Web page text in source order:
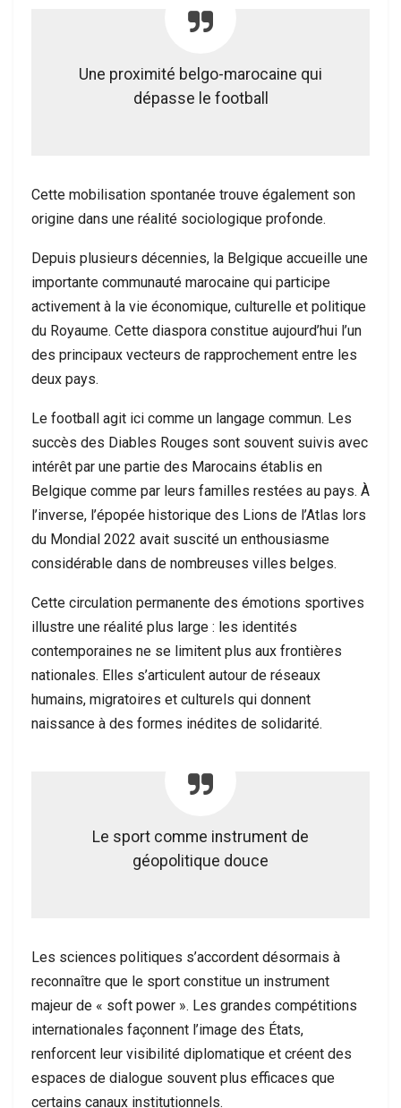
Une proximité belgo-marocaine qui
dépasse le football
Cette mobilisation spontanée trouve également son
origine dans une réalité sociologique profonde.
Depuis plusieurs décennies, la Belgique accueille une
importante communauté marocaine qui participe
activement à la vie économique, culturelle et politique
du Royaume. Cette diaspora constitue aujourd’hui l’un
des principaux vecteurs de rapprochement entre les
deux pays.
Le football agit ici comme un langage commun. Les
succès des Diables Rouges sont souvent suivis avec
intérêt par une partie des Marocains établis en
Belgique comme par leurs familles restées au pays. À
l’inverse, l’épopée historique des Lions de l’Atlas lors
du Mondial 2022 avait suscité un enthousiasme
considérable dans de nombreuses villes belges.
Cette circulation permanente des émotions sportives
illustre une réalité plus large : les identités
contemporaines ne se limitent plus aux frontières
nationales. Elles s’articulent autour de réseaux
humains, migratoires et culturels qui donnent
naissance à des formes inédites de solidarité.
Le sport comme instrument de
géopolitique douce
Les sciences politiques s’accordent désormais à
reconnaître que le sport constitue un instrument
majeur de « soft power ». Les grandes compétitions
internationales façonnent l’image des États,
renforcent leur visibilité diplomatique et créent des
espaces de dialogue souvent plus efficaces que
certains canaux institutionnels.